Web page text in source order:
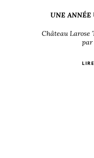
UNE
Château Larose